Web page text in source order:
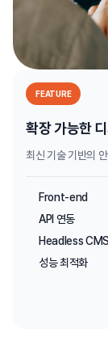
FEATURE
확장 가능한
최신 기술 기반의
Front-end
API 연동
Headless CMS
성능 최적화